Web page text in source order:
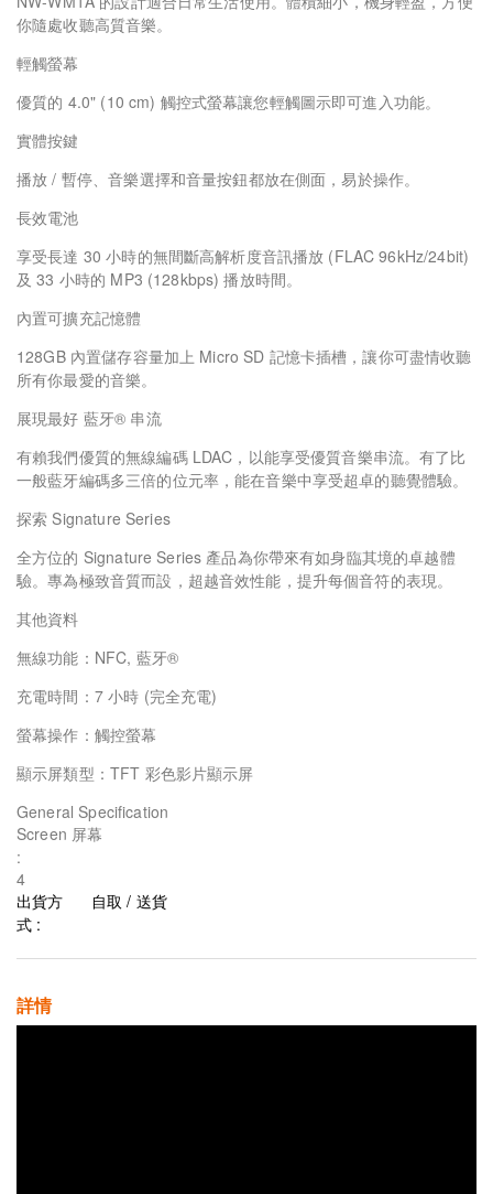
你隨處收聽高質音樂。
輕觸螢幕
優質的 4.0" (10 cm) 觸控式螢幕讓您輕觸圖示即可進入功能。
實體按鍵
播放 / 暫停、音樂選擇和音量按鈕都放在側面，易於操作。
長效電池
享受長達 30 小時的無間斷高解析度音訊播放 (FLAC 96kHz/24bit)
及 33 小時的 MP3 (128kbps) 播放時間。
內置可擴充記憶體
128GB 內置儲存容量加上 Micro SD 記憶卡插槽，讓你可盡情收聽
所有你最愛的音樂。
展現最好 藍牙® 串流
有賴我們優質的無線編碼 LDAC，以能享受優質音樂串流。有了比
一般藍牙編碼多三倍的位元率，能在音樂中享受超卓的聽覺體驗。
探索 Signature Series
全方位的 Signature Series 產品為你帶來有如身臨其境的卓越體
驗。專為極致音質而設，超越音效性能，提升每個音符的表現。
其他資料
無線功能：NFC, 藍牙®
充電時間：7 小時 (完全充電)
螢幕操作：觸控螢幕
顯示屏類型：TFT 彩色影片顯示屏
General Specification
Screen 屏幕
:
4
出貨方
式 :
自取 / 送貨
詳情